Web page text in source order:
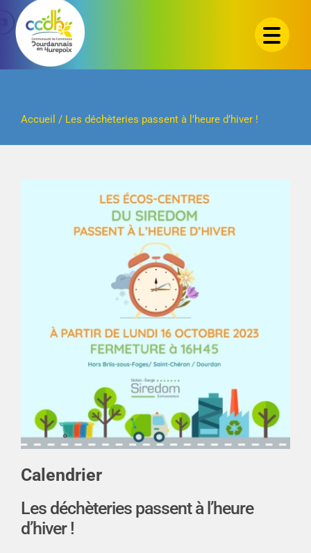
Passer
contenu
Accueil / Les déchèteries passent à l’heure d’hiver !
Calendrier
Les déchèteries passent à l’heure
d’hiver !